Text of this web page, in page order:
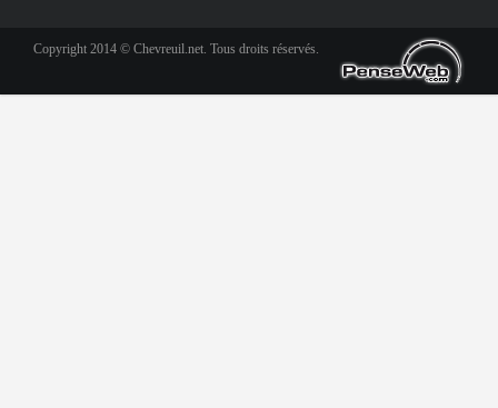
Copyright 2014 © Chevreuil.net. Tous droits réservés.